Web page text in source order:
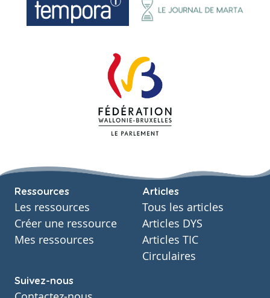
Ressources
Les ressources
Créer une ressource
Mes ressources
Articles
Tous les articles
Articles DYS
Articles TIC
Circulaires
Suivez-nous